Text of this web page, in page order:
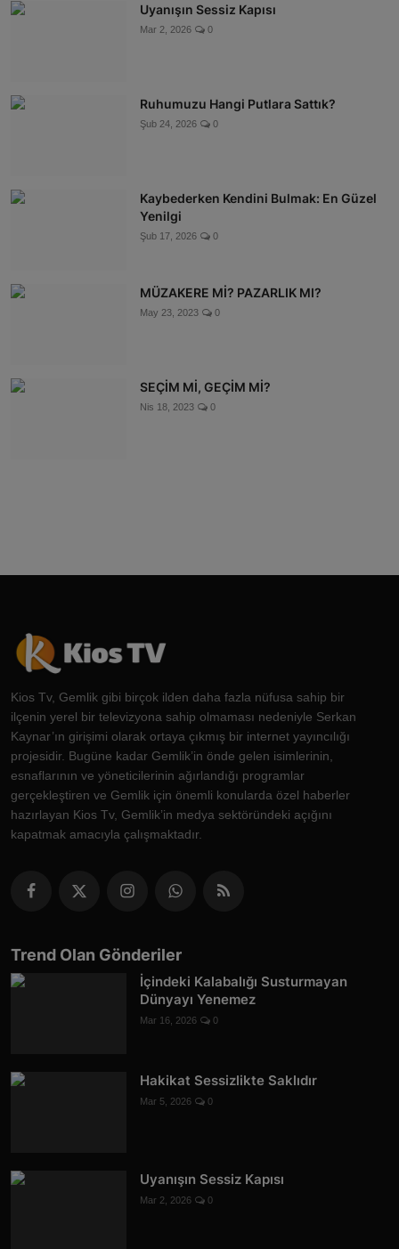
Uyanışın Sessiz Kapısı
Mar 2, 2026 0
Ruhumuzu Hangi Putlara Sattık?
Şub 24, 2026 0
Kaybederken Kendini Bulmak: En Güzel
Yenilgi
Şub 17, 2026 0
MÜZAKERE Mİ? PAZARLIK MI?
May 23, 2023 0
SEÇİM Mİ, GEÇİM Mİ?
Nis 18, 2023 0
Kios Tv, Gemlik gibi birçok ilden daha fazla nüfusa sahip bir
ilçenin yerel bir televizyona sahip olmaması nedeniyle Serkan
Kaynar’ın girişimi olarak ortaya çıkmış bir internet yayıncılığı
projesidir. Bugüne kadar Gemlik’in önde gelen isimlerinin,
esnaflarının ve yöneticilerinin ağırlandığı programlar
gerçekleştiren ve Gemlik için önemli konularda özel haberler
hazırlayan Kios Tv, Gemlik’in medya sektöründeki açığını
kapatmak amacıyla çalışmaktadır.
Trend Olan Gönderiler
İçindeki Kalabalığı Susturmayan
Dünyayı Yenemez
Mar 16, 2026 0
Hakikat Sessizlikte Saklıdır
Mar 5, 2026 0
Uyanışın Sessiz Kapısı
Mar 2, 2026 0